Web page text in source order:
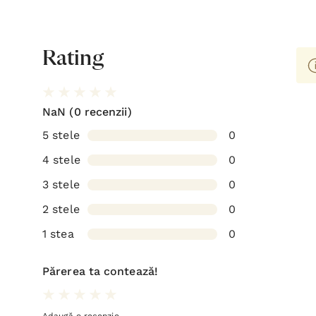
Rating
NaN (0 recenzii)
5 stele
0
4 stele
0
3 stele
0
2 stele
0
1 stea
0
Părerea ta contează!